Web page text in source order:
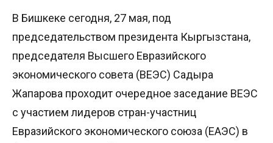
В Бишкеке сегодня, 27 мая, под
председательством президента Кыргызстана,
председателя Высшего Евразийского
экономического совета (ВЕЭС) Садыра
Жапарова проходит очередное заседание ВЕЭС
с участием лидеров стран-участниц
Евразийского экономического союза (ЕАЭС) в